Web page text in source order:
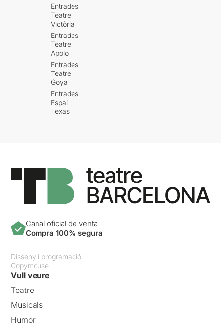
Entrades
Teatre
Victòria
Entrades
Teatre
Apolo
Entrades
Teatre
Goya
Entrades
Espai
Texas
Canal oficial de venta
Compra 100% segura
Disseny i programació:
Copymouse
Vull veure
Teatre
Musicals
Humor